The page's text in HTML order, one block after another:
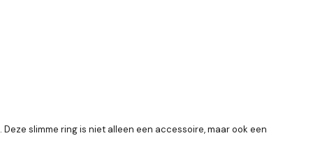
slimme ring is niet alleen een accessoire, maar ook een